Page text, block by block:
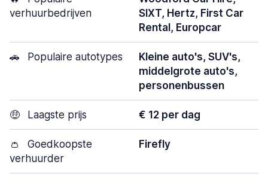
verhuurbedrijven
SIXT, Hertz, First Car
Rental, Europcar
🚗 Populaire autotypes
Kleine auto's, SUV's,
middelgrote auto's,
personenbussen
🤑 Laagste prijs € 12 per dag
👛
Goedkoopste
verhuurder
Firefly